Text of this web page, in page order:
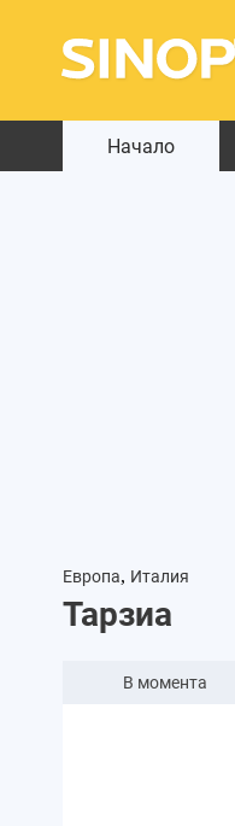
Начало
Европа, Италия
Тарзиа
В момента